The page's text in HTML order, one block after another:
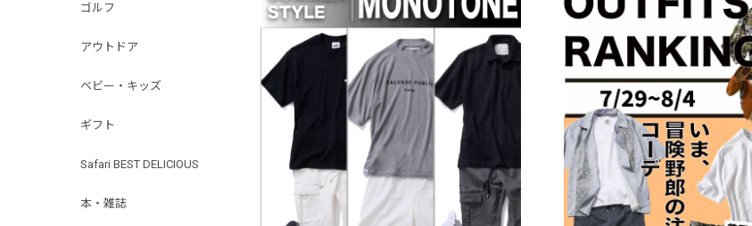
ゴルフ
アウトドア
ベビー・キッズ
ギフト
Safari BEST DELICIOUS
本・雑誌